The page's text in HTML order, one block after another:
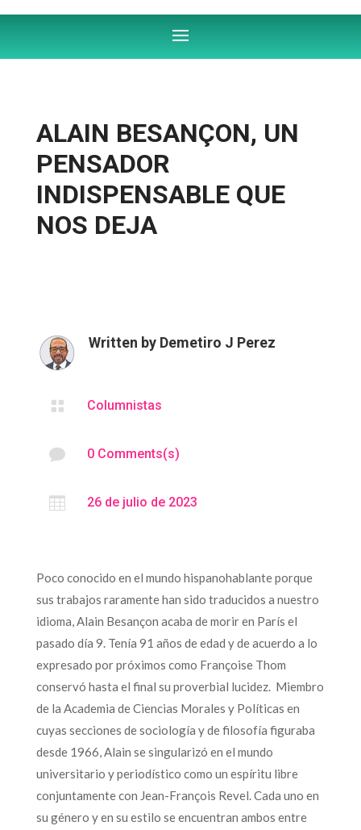
ALAIN BESANÇON, UN
PENSADOR
INDISPENSABLE QUE
NOS DEJA
Written by Demetiro J Perez
 Columnistas
 0 Comments(s)
 26 de julio de 2023
Poco conocido en el mundo hispanohablante porque
sus trabajos raramente han sido traducidos a nuestro
idioma, Alain Besançon acaba de morir en París el
pasado día 9. Tenía 91 años de edad y de acuerdo a lo
expresado por próximos como Françoise Thom
conservó hasta el final su proverbial lucidez. Miembro
de la Academia de Ciencias Morales y Políticas en
cuyas secciones de sociología y de filosofía figuraba
desde 1966, Alain se singularizó en el mundo
universitario y periodístico como un espíritu libre
conjuntamente con Jean-François Revel. Cada uno en
su género y en su estilo se encuentran ambos entre